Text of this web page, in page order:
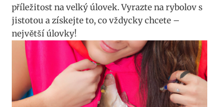
příležitost na velký úlovek. Vyrazte na rybolov s
jistotou a získejte to, co vždycky chcete –
největší úlovky!